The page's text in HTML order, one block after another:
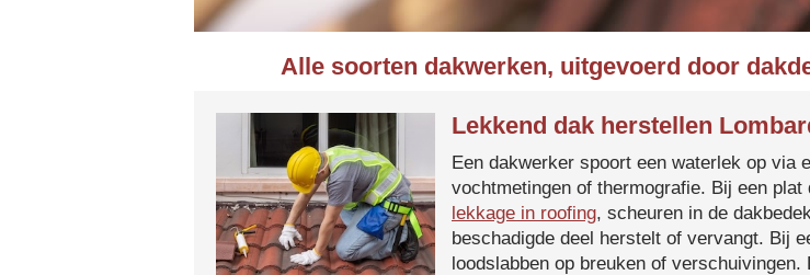
Alle soorten dakwerken, uitgevoerd door
Lekkend dak herstellen
Een dakwerker spoort een waterlek op via
vochtmetingen of thermografie. Bij een
lekkage in roofing, scheuren in de
beschadigde deel herstelt of vervangt. Bij
loodslabben op breuken of verschuivingen.